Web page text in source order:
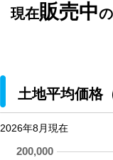
現在販売中
土地平均価格
2026年8月現在
200,000